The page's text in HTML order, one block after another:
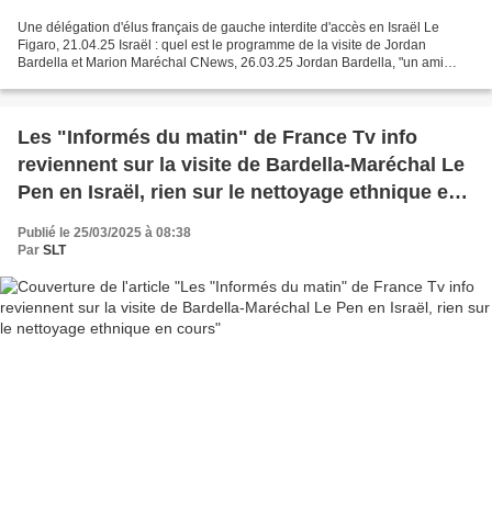
Une délégation d'élus français de gauche interdite d'accès en Israël Le
Figaro, 21.04.25 Israël : quel est le programme de la visite de Jordan
Bardella et Marion Maréchal CNews, 26.03.25 Jordan Bardella, "un ami
Les "Informés du matin" de France Tv info
reviennent sur la visite de Bardella-Maréchal Le
Pen en Israël, rien sur le nettoyage ethnique en
Publié le 25/03/2025 à 08:38
Par SLT